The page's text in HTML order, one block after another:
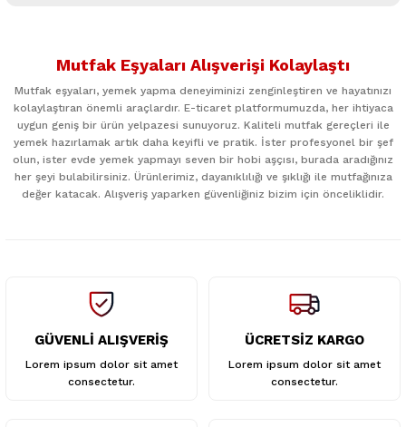
kullanarak tarafımıza iletebilirsiniz.
Ürün resmi kalitesiz, bozuk veya görüntülenemiyor.
Ürün açıklamasında eksik bilgiler bulunuyor.
Ürün bilgilerinde hatalar bulunuyor.
Ürün fiyatı diğer sitelerden daha pahalı.
Mutfak Eşyaları Alışverişi Kolaylaştı
Mutfak eşyaları, yemek yapma deneyiminizi zenginleştiren ve hayatınızı
kolaylaştıran önemli araçlardır. E-ticaret platformumuzda, her ihtiyaca
uygun geniş bir ürün yelpazesi sunuyoruz. Kaliteli mutfak gereçleri ile
yemek hazırlamak artık daha keyifli ve pratik. İster profesyonel bir şef
olun, ister evde yemek yapmayı seven bir hobi aşçısı, burada aradığınız
her şeyi bulabilirsiniz. Ürünlerimiz, dayanıklılığı ve şıklığı ile mutfağınıza
değer katacak. Alışveriş yaparken güvenliğiniz bizim için önceliklidir.
GÜVENLİ ALIŞVERİŞ
Lorem ipsum dolor sit amet
consectetur.
ÜCRETSİZ KARGO
Lorem ipsum dolor sit amet
consectetur.